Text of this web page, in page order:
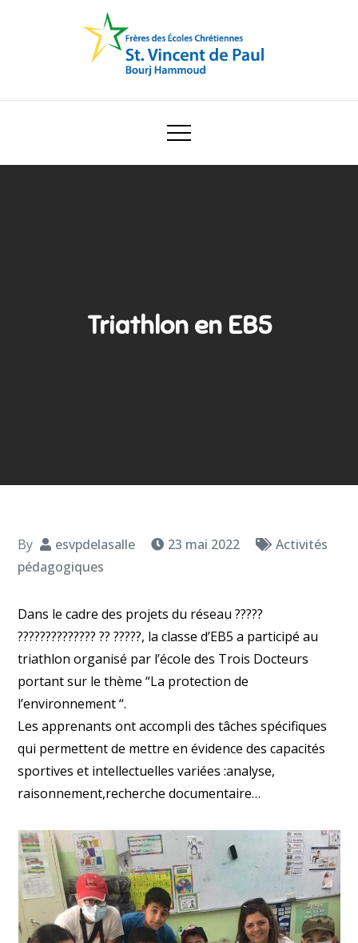
Ecole Saint Vincent de Paul
Triathlon en EB5
By esvpdelasalle 23 mai 2022
Activités
pédagogiques
Dans le cadre des projets du réseau ?????
?????????????? ?? ?????, la classe d’EB5 a participé au
triathlon organisé par l’école des Trois Docteurs
portant sur le thème “La protection de
l’environnement “.
Les apprenants ont accompli des tâches spécifiques
qui permettent de mettre en évidence des capacités
sportives et intellectuelles variées :analyse,
raisonnement,recherche documentaire…